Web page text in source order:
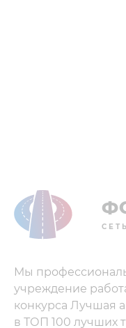
Мы
учреждение
конкурса Лучшая
в ТОП 100 лучших